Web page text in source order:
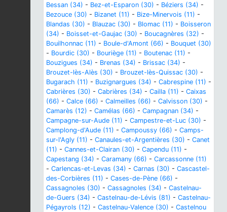
Bessan (34) - Bez-et-Esparon (30) - Béziers (34) -
Bezouce (30) - Bizanet (11) - Bize-Minervois (11) -
Blandas (30) - Blauzac (30) - Blomac (11) - Boisseron
(34) - Boisset-et-Gaujac (30) - Boucagnères (32) -
Bouilhonnac (11) - Boule-d'Amont (66) - Bouquet (30)
- Bourdic (30) - Bouriège (11) - Boutenac (11) -
Bouzigues (34) - Brenas (34) - Brissac (34) -
Brouzet-lès-Alès (30) - Brouzet-lès-Quissac (30) -
Bugarach (11) - Buzignargues (34) - Cabrespine (11) -
Cabrières (30) - Cabrières (34) - Cailla (11) - Caixas
(66) - Calce (66) - Calmeilles (66) - Calvisson (30) -
Camarès (12) - Camélas (66) - Campagnan (34) -
Campagne-sur-Aude (11) - Campestre-et-Luc (30) -
Camplong-d'Aude (11) - Campoussy (66) - Camps-
sur-l'Agly (11) - Canaules-et-Argentières (30) - Canet
(11) - Cannes-et-Clairan (30) - Capendu (11) -
Capestang (34) - Caramany (66) - Carcassonne (11)
- Carlencas-et-Levas (34) - Carnas (30) - Cascastel-
des-Corbières (11) - Cases-de-Pène (66) -
Cassagnoles (30) - Cassagnoles (34) - Castelnau-
de-Guers (34) - Castelnau-de-Lévis (81) - Castelnau-
Pégayrols (12) - Castelnau-Valence (30) - Castelnou